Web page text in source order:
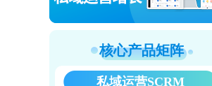
核心产品矩阵
私域运营SCRM